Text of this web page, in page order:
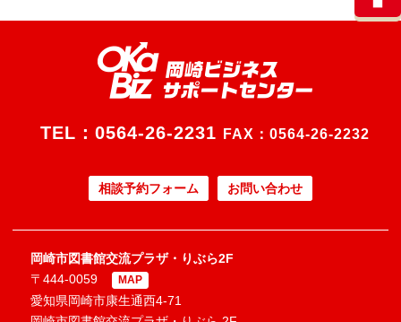
TEL： 0564-26-2231 FAX：0564-26-2232
相談予約フォーム お問い合わせ
岡崎市図書館交流プラザ・りぶら2F
〒444-0059
MAP
愛知県岡崎市康生通西4-71